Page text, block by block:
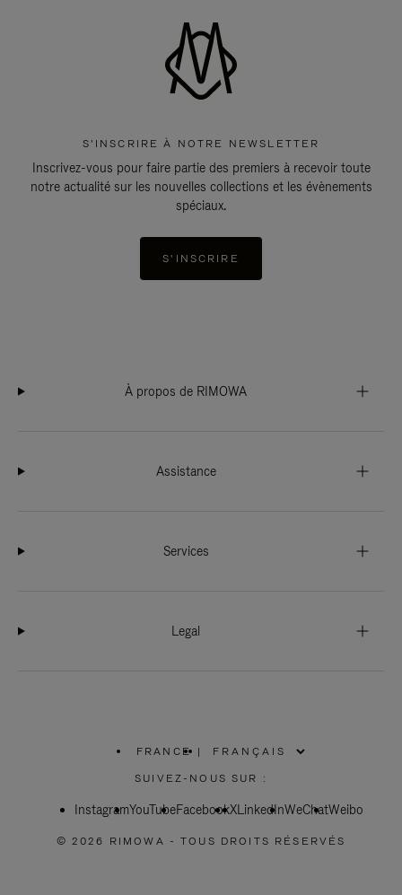
S'INSCRIRE À NOTRE NEWSLETTER
Inscrivez-vous pour faire partie des premiers à recevoir toute
notre actualité sur les nouvelles collections et les évènements
spéciaux.
S'INSCRIRE
À propos de RIMOWA
Assistance
Services
Legal
FRANCE
SÉLECTIONNEZ
VOTRE
|
SUIVEZ-NOUS SUR :
InstagramYouTubeFacebookXLinkedInWeChatWeibo
© 2026 RIMOWA - TOUS DROITS RÉSERVÉS